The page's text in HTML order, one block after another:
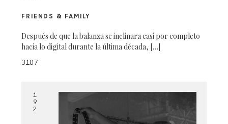
FRIENDS & FAMILY
Después de que la balanza se inclinara casi por completo
hacia lo digital durante la última década, […]
3107
1
9
2